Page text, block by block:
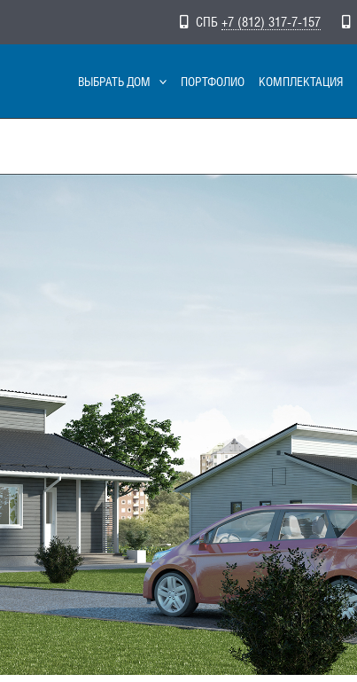
СПБ +7 (812) 317-7-157
ВЫБРАТЬ ДОМ ПОРТФОЛИО КОМПЛЕКТАЦИЯ